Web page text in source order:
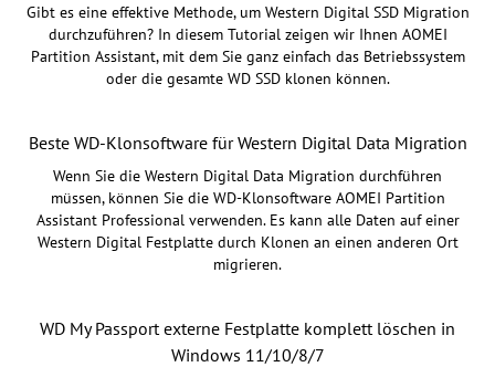
Gibt es eine effektive Methode, um Western Digital SSD Migration
durchzuführen? In diesem Tutorial zeigen wir Ihnen AOMEI
Partition Assistant, mit dem Sie ganz einfach das Betriebssystem
oder die gesamte WD SSD klonen können.
Beste WD-Klonsoftware für Western Digital Data Migration
Wenn Sie die Western Digital Data Migration durchführen
müssen, können Sie die WD-Klonsoftware AOMEI Partition
Assistant Professional verwenden. Es kann alle Daten auf einer
Western Digital Festplatte durch Klonen an einen anderen Ort
migrieren.
WD My Passport externe Festplatte komplett löschen in
Windows 11/10/8/7